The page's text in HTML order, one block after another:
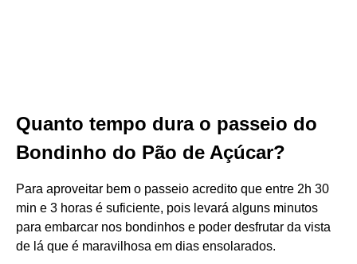
Quanto tempo dura o passeio do
Bondinho do Pão de Açúcar?
Para aproveitar bem o passeio acredito que entre 2h 30
min e 3 horas é suficiente, pois levará alguns minutos
para embarcar nos bondinhos e poder desfrutar da vista
de lá que é maravilhosa em dias ensolarados.